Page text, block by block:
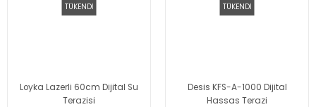
TÜKENDİ
Loyka Lazerli 60cm Dijital Su
Terazisi
TÜKENDİ
Desis KFS-A-1000 Dijital
Hassas Terazi